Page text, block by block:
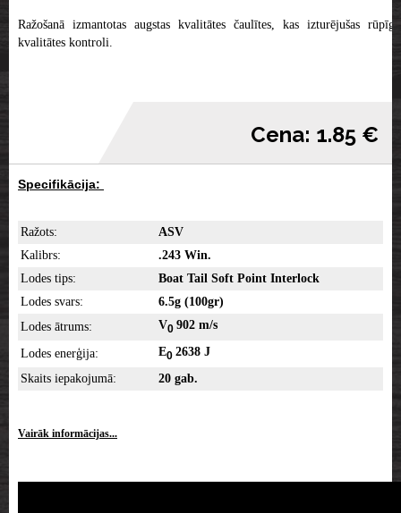
Ražošanā izmantotas augstas kvalitātes čaulītes, kas izturējušas rūpīgu
kvalitātes kontroli.
Cena: 1.85 €
Specifikācija:
Ražots:
ASV
Kalibrs:
.243 Win.
Lodes tips:
Boat Tail Soft Point Interlock
Lodes svars:
6.5g (100gr)
Lodes ātrums:
V0 902 m/s
Lodes enerģija: E0 2638 J
Skaits iepakojumā:
20 gab.
Vairāk informācijas...